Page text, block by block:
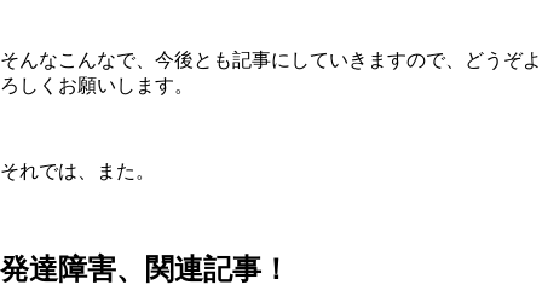
そんなこんなで、今後とも記事にしていきますので、どうぞよ
ろしくお願いします。
それでは、また。
発達障害、関連記事！